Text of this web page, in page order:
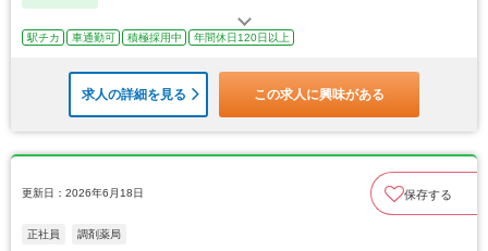
駅チカ 車通勤可 積極採用中 年間休日120日以上
求人の詳細を見る この求人に興味がある
更新日：2026年6月18日 保存する
正社員 調剤薬局